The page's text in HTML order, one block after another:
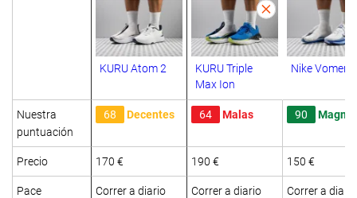
KURU Atom 2
KURU Triple
Max Ion
Nike Vomero
Nuestra
puntuación
68 Decentes 64 Malas 90
Precio 170 € 190 € 150 €
Pace Correr a diario Correr a diario Correr a diario